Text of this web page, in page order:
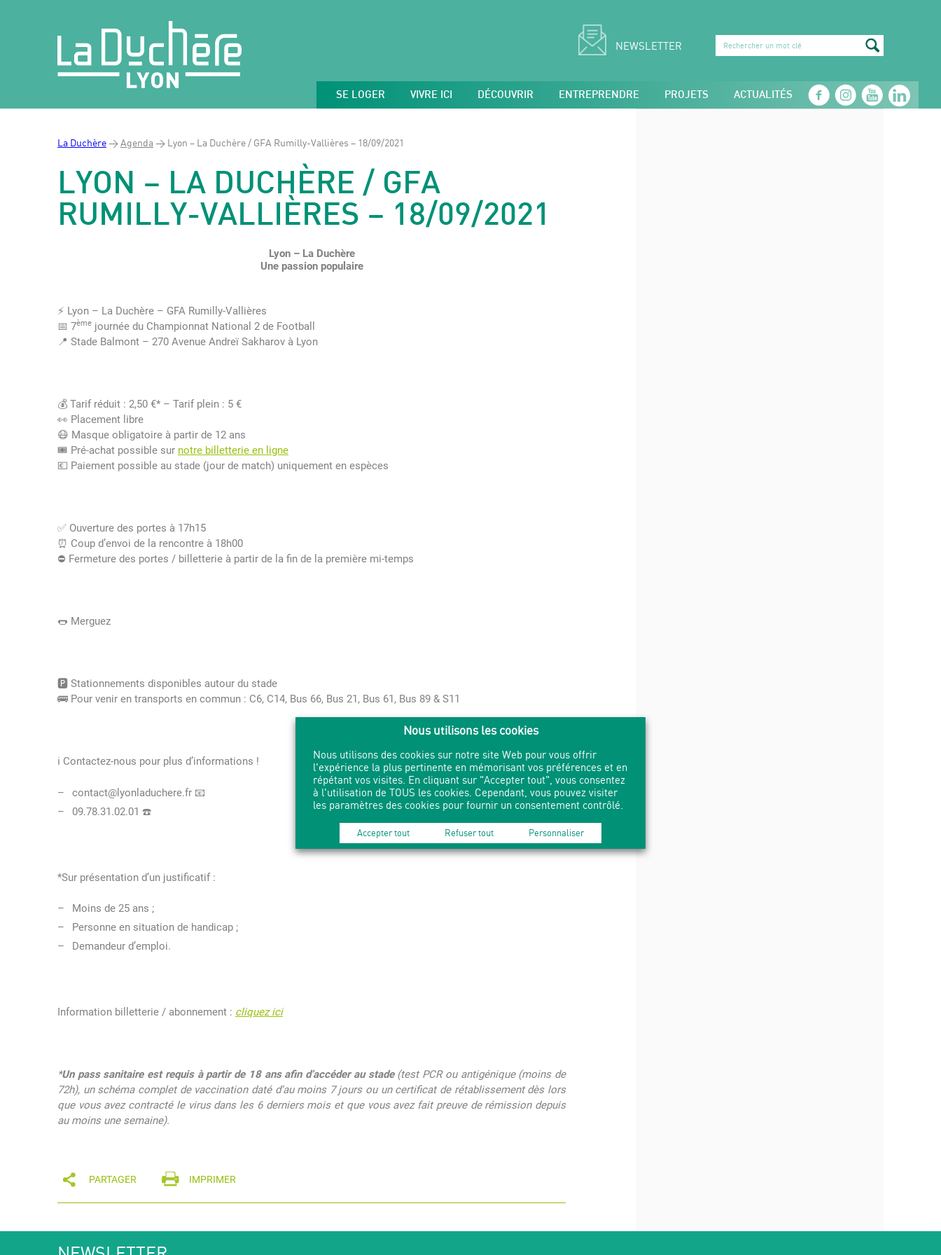
NEWSLETTER
SE LOGER VIVRE ICI DÉCOUVRIR ENTREPRENDRE PROJETS ACTUALITÉS
La Duchère>Agenda > Lyon – La Duchère / GFA Rumilly-Vallières – 18/09/2021
LYON – LA DUCHÈRE / GFA
RUMILLY-VALLIÈRES – 18/09/2021
Lyon – La Duchère
Une passion populaire
⚡️ Lyon – La Duchère – GFA Rumilly-Vallières
📅 7ème journée du Championnat National 2 de Football
📍 Stade Balmont – 270 Avenue Andreï Sakharov à Lyon
💰 Tarif réduit : 2,50 €* – Tarif plein : 5 €
👀 Placement libre
😷 Masque obligatoire à partir de 12 ans
🎟 Pré-achat possible sur notre billetterie en ligne
💶 Paiement possible au stade (jour de match) uniquement en espèces
✅ Ouverture des portes à 17h15
⏰ Coup d’envoi de la rencontre à 18h00
⛔️ Fermeture des portes / billetterie à partir de la fin de la première mi-temps
🌭 Merguez
🅿️ Stationnements disponibles autour du stade
🚌 Pour venir en transports en commun : C6, C14, Bus 66, Bus 21, Bus 61, Bus 89 & S11
ℹ️ Contactez-nous pour plus d’informations !
contact@lyonladuchere.fr 📧
09.78.31.02.01 ☎️
*Sur présentation d’un justificatif :
Moins de 25 ans ;
Personne en situation de handicap ;
Demandeur d’emploi.
Information billetterie / abonnement : cliquez ici
*Un pass sanitaire est requis à partir de 18 ans afin d’accéder au stade (test PCR ou antigénique (moins de
72h), un schéma complet de vaccination daté d’au moins 7 jours ou un certificat de rétablissement dès lors
que vous avez contracté le virus dans les 6 derniers mois et que vous avez fait preuve de rémission depuis
au moins une semaine).
PARTAGER IMPRIMER
Nous utilisons les cookies
Nous utilisons des cookies sur notre site Web pour vous offrir
l'expérience la plus pertinente en mémorisant vos préférences et en
répétant vos visites. En cliquant sur "Accepter tout", vous consentez
à l'utilisation de TOUS les cookies. Cependant, vous pouvez visiter
les paramètres des cookies pour fournir un consentement contrôlé.
Accepter tout Refuser tout Personnaliser